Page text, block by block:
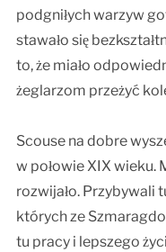
podgniłych warzyw
stawało się
to, że miało
żeglarzom przeżyć
Scouse na dobre
w połowie XIX wieku.
rozwijało. Przybywali
których ze
tu pracy i lepszego